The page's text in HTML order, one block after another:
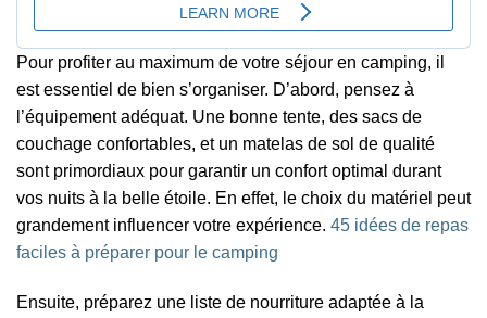
Pour profiter au maximum de votre séjour en camping, il
est essentiel de bien s’organiser. D’abord, pensez à
l’équipement adéquat. Une bonne tente, des sacs de
couchage confortables, et un matelas de sol de qualité
sont primordiaux pour garantir un confort optimal durant
vos nuits à la belle étoile. En effet, le choix du matériel peut
grandement influencer votre expérience. 45 idées de repas
faciles à préparer pour le camping
Ensuite, préparez une liste de nourriture adaptée à la